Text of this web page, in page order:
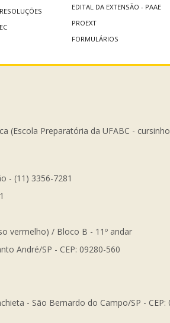
EDITAL DA EXTENSÃO - PAAE
PROEXT
FORMULÁRIOS
(Escola Preparatória da UFABC -
- (11) 3356-7281
vermelho) / Bloco B - 11º andar
André/SP - CEP: 09280-560
- São Bernardo do Campo/SP - CEP: